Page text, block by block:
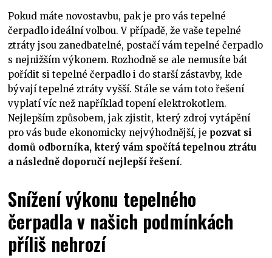
Pokud máte novostavbu, pak je pro vás tepelné
čerpadlo ideální volbou. V případě, že vaše tepelné
ztráty jsou zanedbatelné, postačí vám tepelné čerpadlo
s nejnižším výkonem. Rozhodně se ale nemusíte bát
pořídit si tepelné čerpadlo i do starší zástavby, kde
bývají tepelné ztráty vyšší. Stále se vám toto řešení
vyplatí víc než například topení elektrokotlem.
Nejlepším způsobem, jak zjistit, který zdroj vytápění
pro vás bude ekonomicky nejvýhodnější, je pozvat si
domů odborníka, který vám spočítá tepelnou ztrátu
a následně doporučí nejlepší řešení.
Snížení výkonu tepelného
čerpadla v našich podmínkách
příliš nehrozí